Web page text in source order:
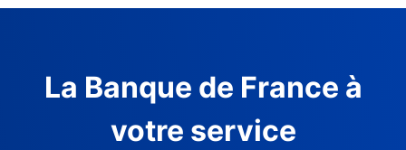
La Banque de France à
votre service